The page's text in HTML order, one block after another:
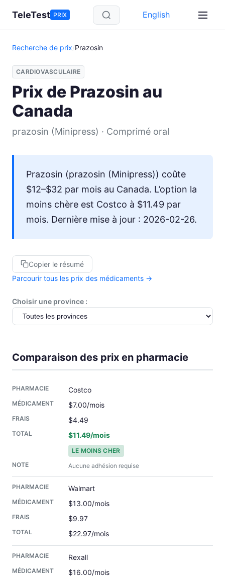
Aller au contenu principal
TeleTest PRIX English
Recherche de prix/Prazosin
CARDIOVASCULAIRE
Prix de Prazosin au
Canada
prazosin (Minipress) · Comprimé oral
Prazosin (prazosin (Minipress)) coûte
$12–$32 par mois au Canada. L’option la
moins chère est Costco à $11.49 par
mois. Dernière mise à jour : 2026-02-26.
Copier le résumé
Parcourir tous les prix des médicaments →
Choisir une province :
Comparaison des prix en pharmacie
Costco
$7.00/mois
$4.49
$11.49/mois
LE MOINS CHER
Aucune adhésion requise
Walmart
$13.00/mois
$9.97
$22.97/mois
Rexall
$16.00/mois